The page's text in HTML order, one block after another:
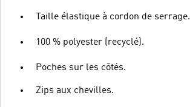
Taille élastique à cordon de serrage.
100 % polyester (recyclé).
Poches sur les côtés.
Zips aux chevilles.